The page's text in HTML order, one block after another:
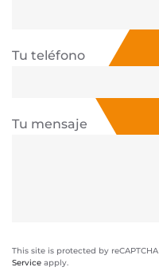
Tu teléfono
Tu mensaje
This site is protected by
Service apply.